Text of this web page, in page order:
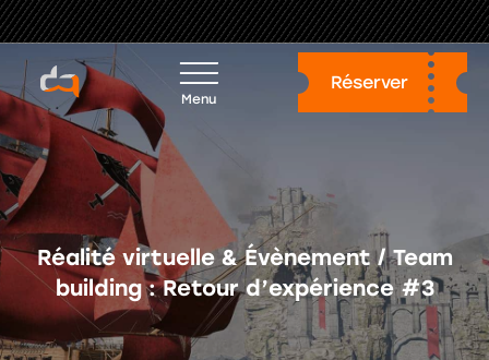
Réalité virtuelle & Évènement / Team
building : Retour d’expérience #3